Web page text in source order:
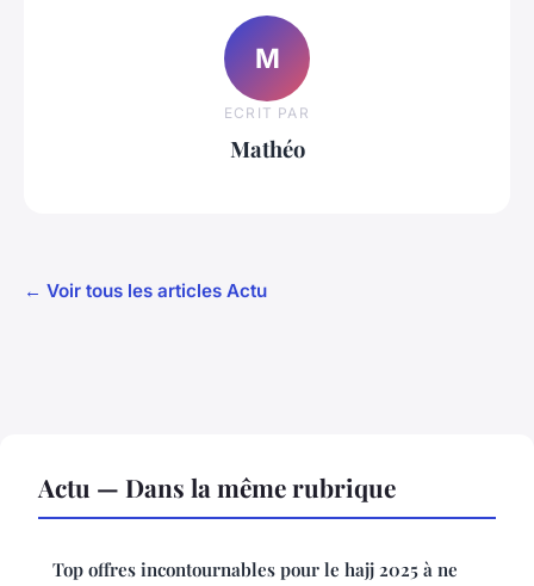
M
ECRIT PAR
Mathéo
← Voir tous les articles Actu
Actu — Dans la même rubrique
Top offres incontournables pour le hajj 2025 à ne